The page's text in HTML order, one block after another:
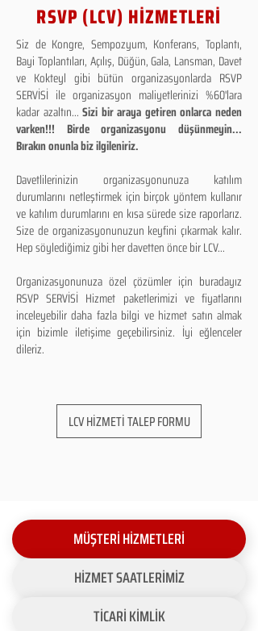
RSVP (LCV) HİZMETLERİ
Siz de Kongre, Sempozyum, Konferans, Toplantı,
Bayi Toplantıları, Açılış, Düğün, Gala, Lansman, Davet
ve Kokteyl gibi bütün organizasyonlarda RSVP
SERVİSİ ile organizasyon maliyetlerinizi %60'lara
kadar azaltın...Sizi bir araya getiren onlarca neden
varken!!! Birde organizasyonu düşünmeyin...
Bırakın onunla biz ilgileniriz.
Davetlilerinizin organizasyonunuza katılım
durumlarını netleştirmek için birçok yöntem kullanır
ve katılım durumlarını en kısa sürede size raporlarız.
Size de organizasyonunuzun keyfini çıkarmak kalır.
Hep söylediğimiz gibi her davetten önce bir LCV...
Organizasyonunuza özel çözümler için buradayız
RSVP SERVİSİ Hizmet paketlerimizi ve fiyatlarını
inceleyebilir daha fazla bilgi ve hizmet satın almak
için bizimle iletişime geçebilirsiniz. İyi eğlenceler
dileriz.
LCV HİZMETİ TALEP FORMU
MÜŞTERİ HİZMETLERİ
HİZMET SAATLERİMİZ
TİCARİ KİMLİK